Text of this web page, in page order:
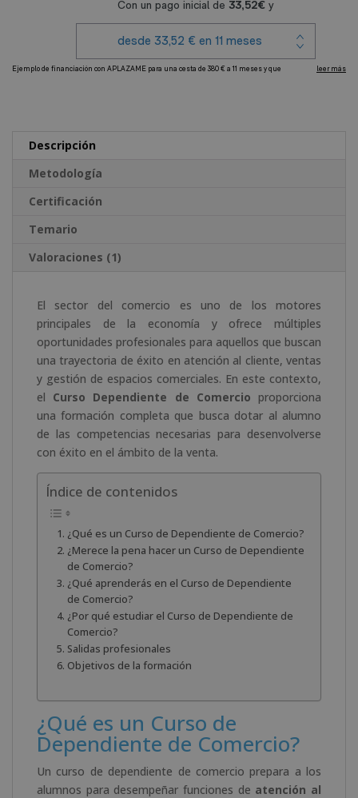
Descripción
Metodología
Certificación
Temario
Valoraciones (1)
El sector del comercio es uno de los motores
principales de la economía y ofrece múltiples
oportunidades profesionales para aquellos que buscan
una trayectoria de éxito en atención al cliente, ventas
y gestión de espacios comerciales. En este contexto,
el Curso Dependiente de Comercio proporciona
una formación completa que busca dotar al alumno
de las competencias necesarias para desenvolverse
con éxito en el ámbito de la venta.
Índice de contenidos
¿Qué es un Curso de Dependiente de Comercio?
¿Merece la pena hacer un Curso de Dependiente
de Comercio?
¿Qué aprenderás en el Curso de Dependiente
de Comercio?
¿Por qué estudiar el Curso de Dependiente de
Comercio?
Salidas profesionales
Objetivos de la formación
¿Qué es un Curso de
Dependiente de Comercio?
Un curso de dependiente de comercio prepara a los
alumnos para desempeñar funciones de atención al